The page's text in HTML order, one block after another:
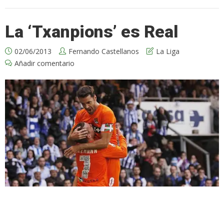
La ‘Txanpions’ es Real
02/06/2013 Fernando Castellanos
La Liga
Añadir comentario